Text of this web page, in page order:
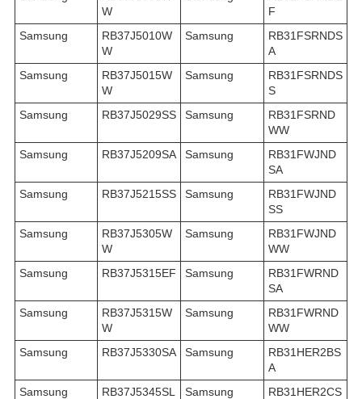
W
F
Samsung
RB37J5010W
W
Samsung
RB31FSRNDS
A
Samsung
RB37J5015W
W
Samsung
RB31FSRNDS
S
Samsung
RB37J5029SS Samsung
RB31FSRND
WW
Samsung
RB37J5209SA Samsung
RB31FWJND
SA
Samsung
RB37J5215SS Samsung
RB31FWJND
SS
Samsung
RB37J5305W
W
Samsung
RB31FWJND
WW
Samsung
RB37J5315EF Samsung
RB31FWRND
SA
Samsung
RB37J5315W
W
Samsung
RB31FWRND
WW
Samsung
RB37J5330SA Samsung
RB31HER2BS
A
Samsung
RB37J5345SL Samsung
RB31HER2CS